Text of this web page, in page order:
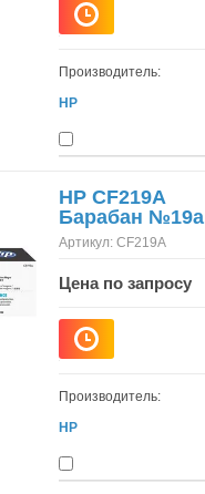
Производитель:
HP
HP CF219A
Барабан №19a
Артикул: CF219A
Цена по запросу
Производитель:
HP